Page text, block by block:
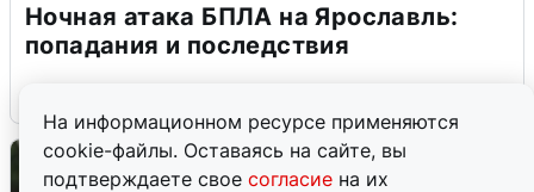
На информационном ресурсе применяются
cookie-файлы. Оставаясь на сайте, вы
подтверждаете свое согласие на их
Ночная атака БПЛА на Ярославль:
попадания и последствия